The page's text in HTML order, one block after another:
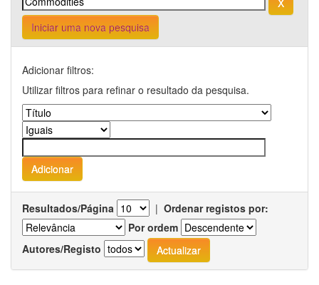
Iniciar uma nova pesquisa
Adicionar filtros:
Utilizar filtros para refinar o resultado da pesquisa.
Resultados/Página | Ordenar registos por:
Por ordem
Autores/Registo